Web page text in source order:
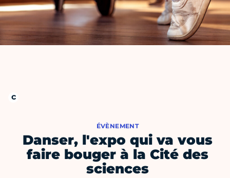
ÉVÈNEMENT
Danser, l'expo qui va vous
faire bouger à la Cité des
sciences